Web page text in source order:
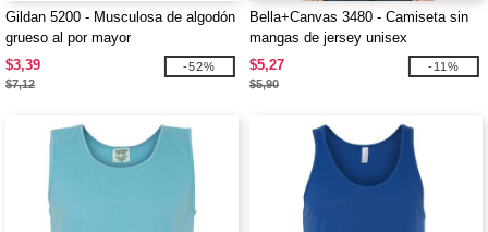
Gildan 5200 - Musculosa de algodón
grueso al por mayor
$3,39
$7,12
-52%
Bella+Canvas 3480 - Camiseta sin
mangas de jersey unisex
$5,27
$5,90
-11%